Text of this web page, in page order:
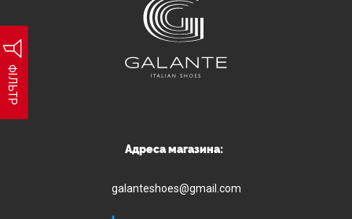
ФІЛЬТР
Адреса магазина:
galanteshoes@gmail.com